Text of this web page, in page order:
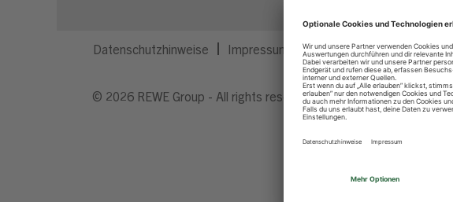
Datenschutzhinweise Impressum Privatsphäre-Einstellungen
© 2026 REWE Group - All rights reserved